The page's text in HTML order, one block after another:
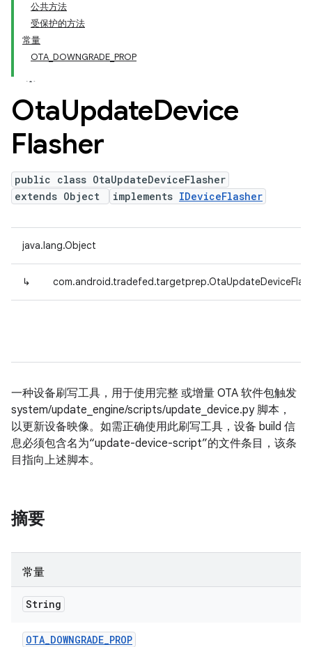
公共方法
受保护的方法
常量
OTA_DOWNGRADE_PROP
OtaUpdateDevice
Flasher
public class OtaUpdateDeviceFlasher
extends Object
implements IDeviceFlasher
java.lang.Object
↳
一种设备刷写工具，用于使用完整 或增量 OTA 软件包触发
system/update_engine/scripts/update_device.py 脚本，
以更新设备映像。如需正确使用此刷写工具，设备 build 信
息必须包含名为“update-device-script”的文件条目，该条
目指向上述脚本。
摘要
常量
String
OTA_DOWNGRADE_PROP